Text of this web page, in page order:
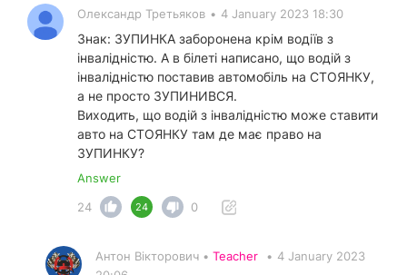
Олександр Третьяков • 4 January 2023 18:30
Знак: ЗУПИНКА заборонена крім водіїв з
інвалідністю. А в білеті написано, що водій з
інвалідністю поставив автомобіль на СТОЯНКУ,
а не просто ЗУПИНИВСЯ.
Виходить, що водій з інвалідністю може ставити
авто на СТОЯНКУ там де має право на
ЗУПИНКУ?
Answer
24
24 0
Антон Вікторович • Teacher • 4 January 2023